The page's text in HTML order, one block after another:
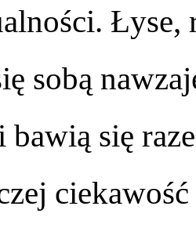
Łyse,
sobą
bawią się